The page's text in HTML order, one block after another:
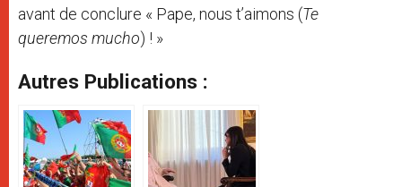
avant de conclure « Pape, nous t’aimons (Te
queremos mucho) ! »
Autres Publications :